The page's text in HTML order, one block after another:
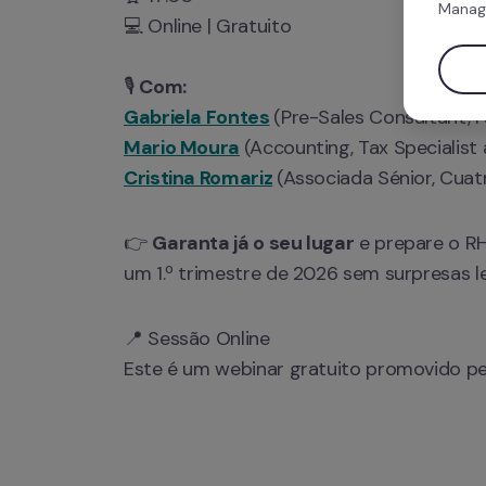
💻 Online | Gratuito
🎙 Com:
Gabriela Fontes
Mario Moura
Cristina Romariz (Associada Sénior,
👉 Garanta já o seu lugar e prepare o
um 1.º trimestre de 2026 sem surpresas
📍 Sessão Online
Este é um webinar gratuito promovido